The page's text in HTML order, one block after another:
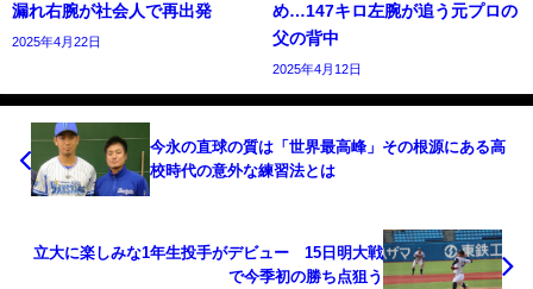
漏れ右腕が社会人で再出発
2025年4月22日
め…147キロ左腕が追う元プロの
父の背中
2025年4月12日
今永の直球の質は「世界最高峰」その根源にある高
校時代の意外な練習法とは
立大に楽しみな1年生投手がデビュー 15日明大戦
で今季初の勝ち点狙う